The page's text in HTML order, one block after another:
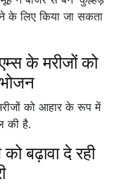
के लिए किया जा सकता
के मरीजों को
को आहार के रूप में
की है.
बढ़ावा दे रही